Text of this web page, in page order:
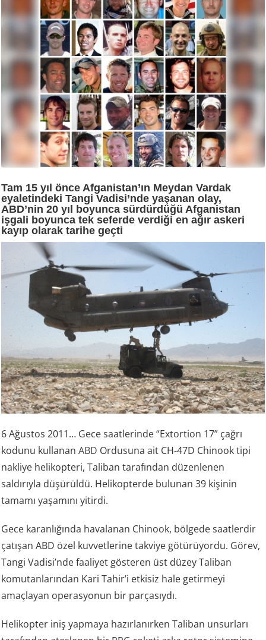
Tam 15 yıl önce Afganistan’ın Meydan Vardak
eyaletindeki Tangi Vadisi’nde yaşanan olay,
ABD’nin 20 yıl boyunca sürdürdüğü Afganistan
işgali boyunca tek seferde verdiği en ağır askeri
kayıp olarak tarihe geçti
6 Ağustos 2011… Gece saatlerinde “Extortion 17” çağrı
kodunu kullananABD Ordusuna ait CH-47D Chinook tipi
nakliye helikopteri, Taliban tarafından düzenlenen
saldırıyla düşürüldü. Helikopterde bulunan 39 kişinin
tamamı yaşamını yitirdi.
Gece karanlığında havalanan Chinook, bölgede saatlerdir
çatışan ABD özel kuvvetlerine takviye götürüyordu. Görev,
Tangi Vadisi’nde faaliyet gösteren üst düzey Taliban
komutanlarından Kari Tahir’i etkisiz hale getirmeyi
amaçlayan operasyonun bir parçasıydı.
Helikopter iniş yapmaya hazırlanırken Taliban unsurları